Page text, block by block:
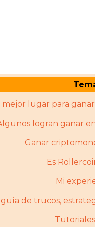
mejor lugar para
logran ganar
Ganar
Es
Mi
de trucos,